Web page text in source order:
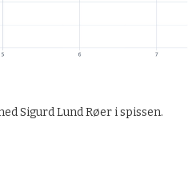
Sigurd Lund Røer i spissen.